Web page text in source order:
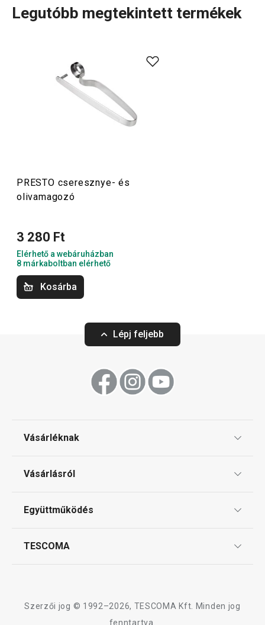
olyan alapvető, praktikus
konyhai eszközök
amelyeket minőségi anyagokból készítünk és mégis
megfizethetők. A PRESTO eszközök közt
merőkanalakat
más konyhai felszerelést találsz. A PRESTO konyhai
Konyhai eszközök
Italok
Főzés
Szeletelés
Mosogatás és takarítás
Legutóbb megtekintett termékek
PRESTO cseresznye- és
olivamagozó
3 280 Ft
Elérhető a webáruházban
8 márkaboltban elérhető
Kosárba
Lépj feljebb
Vásárléknak
Gyakori kérdések
Vásárlásról
Reklamáció és termékvisszaküldés
Együttműködés
TESCOMA
Szerzői jog © 1992–2026, TESCOMA Kft. Minden jog
fenntartva.